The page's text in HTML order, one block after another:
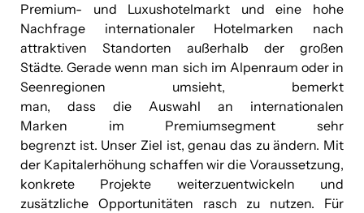
Premium- und Luxushotelmarkt und eine hohe
Nachfrage internationaler Hotelmarken nach
attraktiven Standorten außerhalb der großen
Städte. Gerade wenn man sich im Alpenraum oder in
Seenregionen umsieht, bemerkt
man, dass die Auswahl an internationalen
Marken im Premiumsegment sehr
begrenzt ist. Unser Ziel ist, genau das zu ändern. Mit
der Kapitalerhöhung schaffen wir die Voraussetzung,
konkrete Projekte weiterzuentwickeln und
zusätzliche Opportunitäten rasch zu nutzen. Für